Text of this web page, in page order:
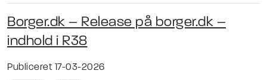
Borger.dk – Release på borger.dk –
indhold i R38
Publiceret 17-03-2026